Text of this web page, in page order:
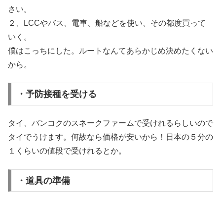
さい。
２、LCCやバス、電車、船などを使い、その都度買って
いく。
僕はこっちにした。ルートなんてあらかじめ決めたくない
から。
・予防接種を受ける
タイ、バンコクのスネークファームで受けれるらしいので
タイでうけます。何故なら価格が安いから！日本の５分の
１くらいの値段で受けれるとか。
・道具の準備